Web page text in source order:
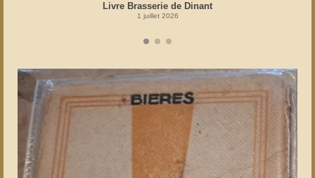
Livre Brasserie de Dinant
1 juillet 2026